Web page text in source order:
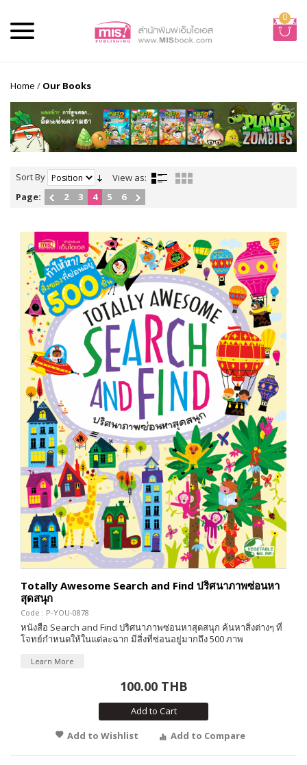
0
Home / Our Books
Sort By
View as:
Page:
2 3 4 5 6
Totally Awesome Search and Find ปริศนาภาพซ่อนหา
สุดสนุก
Code : P-YOU-0878
หนังสือ Search and Find ปริศนาภาพซ่อนหาสุดสนุก ค้นหาสิ่งต่างๆ ที่
โจทย์กำหนดให้ในแต่ละฉาก มีสิ่งที่ซ่อนอยู่มากถึง 500 ภาพ
Learn More
100.00 THB
Add to Cart
Add to Wishlist
Add to Compare